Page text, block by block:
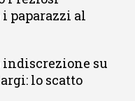
paparazzi al
indiscrezione su
lo scatto